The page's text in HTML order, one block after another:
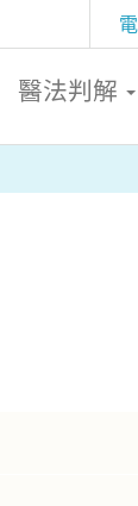
醫法判解